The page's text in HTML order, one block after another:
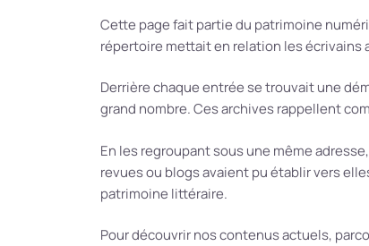
Cette page fait partie du patrimoine
répertoire mettait en relation les
Derrière chaque entrée se trouvait une
grand nombre. Ces archives rappellent
En les regroupant sous une même
revues ou blogs avaient pu établir vers
patrimoine littéraire.
Pour découvrir nos contenus actuels,